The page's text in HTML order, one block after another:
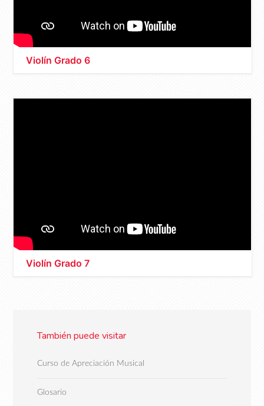
Violín Grado 6
Violín Grado 7
También puede visitar
Curso de Apreciación Musical
Glosario